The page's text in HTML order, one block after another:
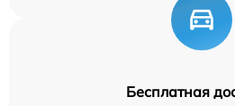
Бесплатная